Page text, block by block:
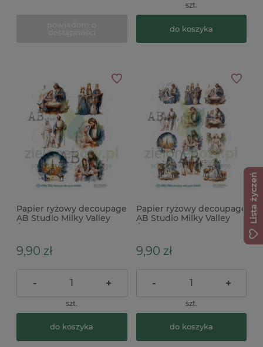
szt.
do koszyka
Papier ryżowy decoupage
AB Studio Milky Valley
Święta Rodzina
9,90 zł
- +
szt.
do koszyka
Papier ryżowy decoupage
AB Studio Milky Valley
Święta Rodzina, Szopka
9,90 zł
- +
szt.
do koszyka
Lista życzeń